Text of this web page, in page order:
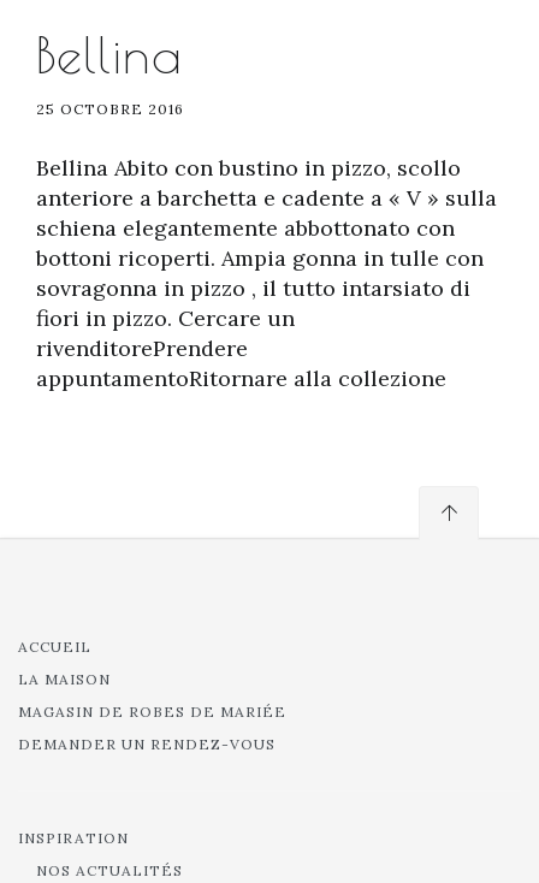
Bellina
25 OCTOBRE 2016
Bellina Abito con bustino in pizzo, scollo
anteriore a barchetta e cadente a « V » sulla
schiena elegantemente abbottonato con
bottoni ricoperti. Ampia gonna in tulle con
sovragonna in pizzo , il tutto intarsiato di
fiori in pizzo. Cercare un
rivenditorePrendere
appuntamentoRitornare alla collezione
ACCUEIL
LA MAISON
MAGASIN DE ROBES DE MARIÉE
DEMANDER UN RENDEZ-VOUS
INSPIRATION
NOS ACTUALITÉS